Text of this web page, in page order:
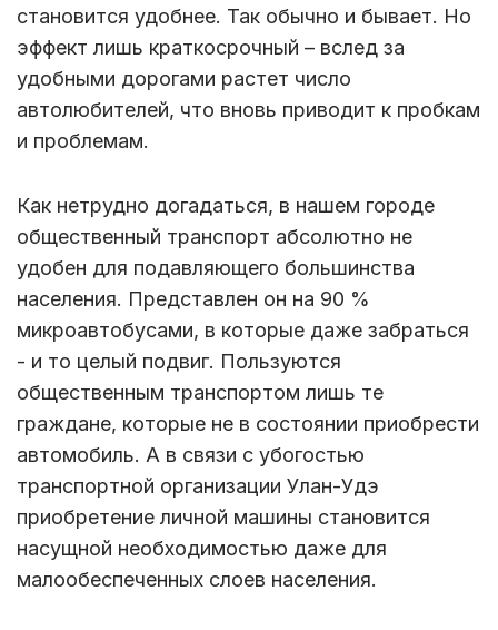
становится удобнее. Так обычно и бывает. Но
эффект лишь краткосрочный – вслед за
удобными дорогами растет число
автолюбителей, что вновь приводит к пробкам
и проблемам.
Как нетрудно догадаться, в нашем городе
общественный транспорт абсолютно не
удобен для подавляющего большинства
населения. Представлен он на 90 %
микроавтобусами, в которые даже забраться
- и то целый подвиг. Пользуются
общественным транспортом лишь те
граждане, которые не в состоянии приобрести
автомобиль. А в связи с убогостью
транспортной организации Улан-Удэ
приобретение личной машины становится
насущной необходимостью даже для
малообеспеченных слоев населения.